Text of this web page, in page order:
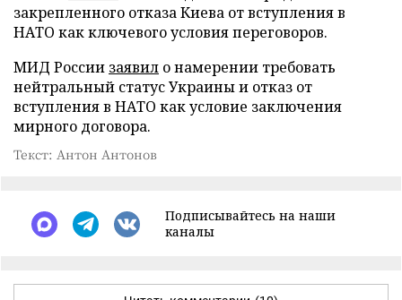
закрепленного отказа Киева от вступления в
НАТО как ключевого условия переговоров.
МИД России заявил о намерении требовать
нейтральный статус Украины и отказ от
вступления в НАТО как условие заключения
мирного договора.
Текст: Антон Антонов
Подписывайтесь на наши
каналы